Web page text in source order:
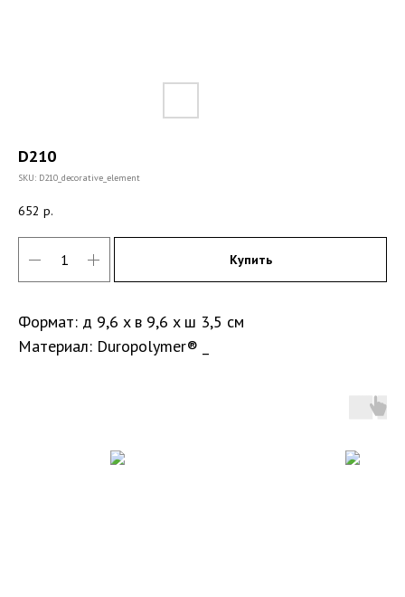
D210
SKU: D210_decorative_element
652 р.
Купить
Формат: д 9,6 x в 9,6 x ш 3,5 см
Материал: Duropolymer® _